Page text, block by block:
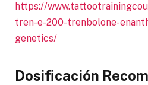
https://
tren-e-200-trenbolone-
genetics/
Dosificación